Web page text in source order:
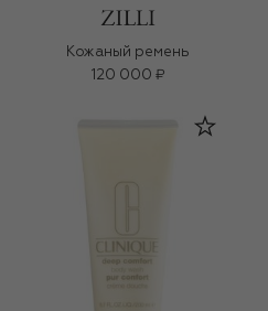
Кожаный ремень
120 000 ₽